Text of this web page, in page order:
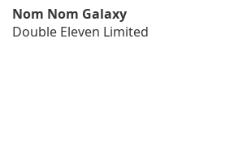
Nom Nom Galaxy
Double Eleven Limited